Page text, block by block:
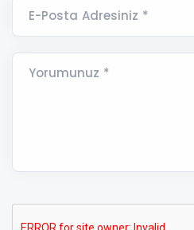
E-Posta Adresiniz *
Yorumunuz *